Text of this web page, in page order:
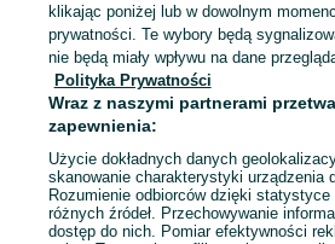
Mapa kategorii
Mapa miejscowości
Mapa ministron
Popularne wyszukiwania
klikając poniżej lub w dowolnym
prywatności. Te wybory będą
nie będą miały wpływu na dane
Polityka Prywatności
Wraz z naszymi partnerami
zapewnienia:
Użycie dokładnych danych
skanowanie charakterystyki urządzenia
Rozumienie odbiorców dzięki
różnych źródeł. Przechowywanie
dostęp do nich. Pomiar efektywności